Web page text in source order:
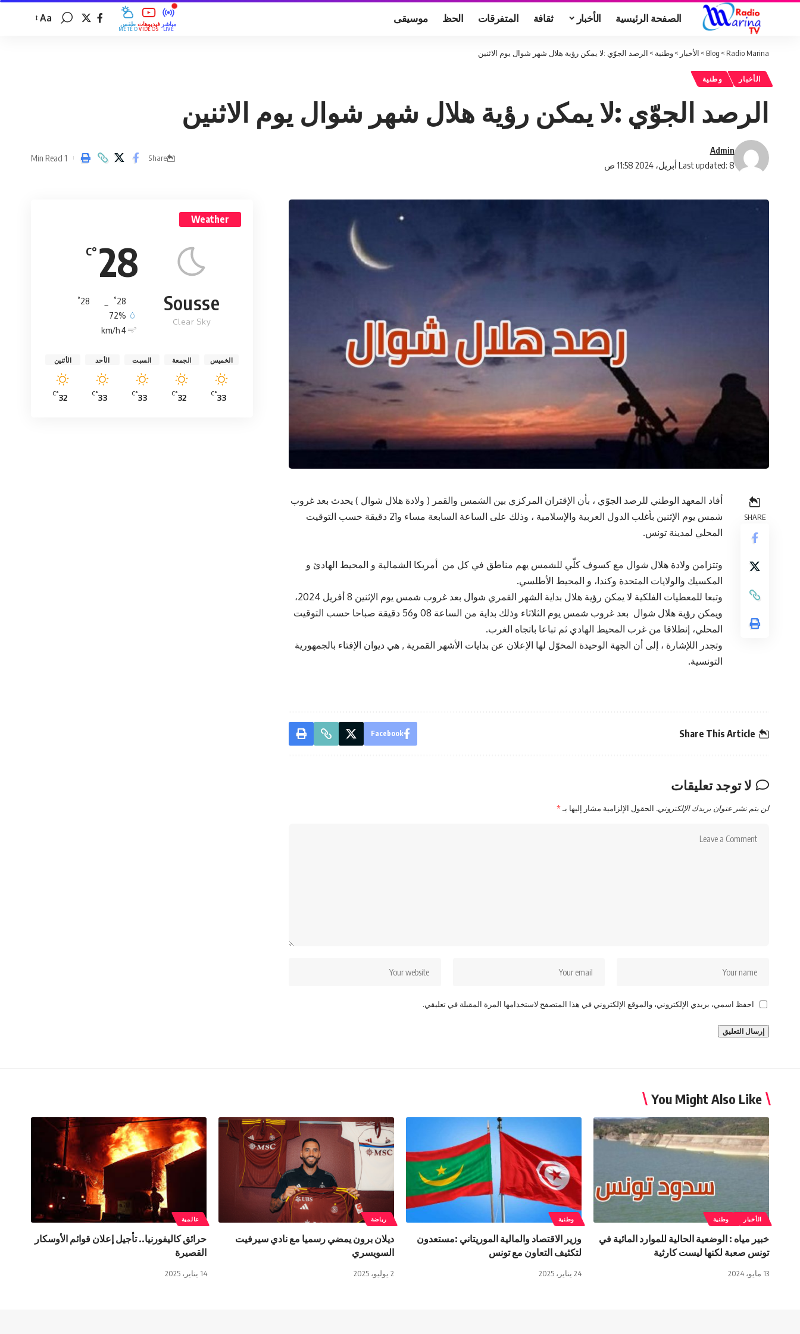
الصفحة الرئيسية الأخبار ثقافة المتفرقات الحظ موسيقى طقس
MÉTÉO
فيديوهات
VIDÉOS
مباشر
LIVE
Aa
Radio Marina
>
Blog
> الأخبار >وطنية > الرصد الجوّي :لا يمكن رؤية هلال شهر شوال يوم الاثنين
الأخبار وطنية
الرصد الجوّي :لا يمكن رؤية هلال شهر شوال يوم الاثنين
Last updated: 8 أبريل، 2024 11:58 ص
Admin
Share
1 Min Read
SHARE
أفاد المعهد الوطني للرصد الجوّي ، بأن الإقتران المركزي بين الشمس والقمر ( ولادة هلال شوال ) يحدث بعد غروب
شمس يوم الإثنين بأغلب الدول العربية والإسلامية ، وذلك على الساعة السابعة مساء و21 دقيقة حسب التوقيت
المحلي لمدينة تونس.
وتتزامن ولادة هلال شوال مع كسوف كلّي للشمس يهم مناطق في كل من أمريكا الشمالية و المحيط الهادئ و
المكسيك والولايات المتحدة وكندا، و المحيط الأطلسي.
وتبعا للمعطيات الفلكية لا يمكن رؤية هلال بداية الشهر القمري شوال بعد غروب شمس يوم الإثنين 8 أفريل 2024،
ويمكن رؤية هلال شوال بعد غروب شمس يوم الثلاثاء وذلك بداية من الساعة 08 و56 دقيقة صباحا حسب التوقيت
المحلي، إنطلاقا من غرب المحيط الهادي ثم تباعا باتجاه الغرب.
وتجدر اللإشارة ، إلى أن الجهة الوحيدة المخوّل لها الإعلان عن بدايات الأشهر القمرية , هي ديوان الإفتاء بالجمهورية
التونسية.
Share This Article
Facebook
لا توجد تعليقات
لن يتم نشر عنوان بريدك الإلكتروني. الحقول الإلزامية مشار إليها بـ*
احفظ اسمي، بريدي الإلكتروني، والموقع الإلكتروني في هذا المتصفح لاستخدامها المرة المقبلة في تعليقي.
Weather
28
°C
Sousse
Clear Sky
28
°
28
°
72%
4 km/h
الخميس
33
°C
الجمعة
32
°C
السبت
33
°C
الأحد
33
°C
الأثنين
32
°C
You Might Also Like
الأخبار وطنية
خبير مياه : الوضعية الحالية للموارد المائية في
تونس صعبة لكنها ليست كارثية
13 مايو، 2024
وطنية
وزير الاقتصاد والمالية الموريتاني :مستعدون
لتكثيف التعاون مع تونس
24 يناير، 2025
رياضة
ديلان برون يمضي رسميا مع نادي سيرفيت
السويسري
2 يوليو، 2025
عالمية
حرائق كاليفورنيا.. تأجيل إعلان قوائم الأوسكار
القصيرة
14 يناير، 2025